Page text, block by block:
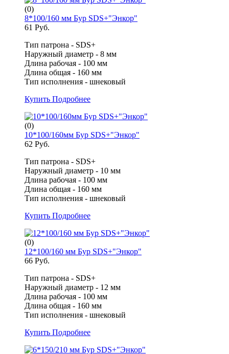
(0)
8*100/160 мм Бур SDS+"Энкор"
61 Руб.
Тип патрона - SDS+
Наружный диаметр - 8 мм
Длина рабочая - 100 мм
Длина общая - 160 мм
Тип исполнения - шнековый
Купить Подробнее
(0)
10*100/160мм Бур SDS+"Энкор"
62 Руб.
Тип патрона - SDS+
Наружный диаметр - 10 мм
Длина рабочая - 100 мм
Длина общая - 160 мм
Тип исполнения - шнековый
Купить Подробнее
(0)
12*100/160 мм Бур SDS+"Энкор"
66 Руб.
Тип патрона - SDS+
Наружный диаметр - 12 мм
Длина рабочая - 100 мм
Длина общая - 160 мм
Тип исполнения - шнековый
Купить Подробнее